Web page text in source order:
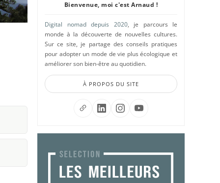
Bienvenue, moi c'est Arnaud !
Digital nomad depuis 2020, je parcours le
monde à la découverte de nouvelles cultures.
Sur ce site, je partage des conseils pratiques
pour adopter un mode de vie plus écologique et
améliorer son bien-être au quotidien.
À PROPOS DU SITE